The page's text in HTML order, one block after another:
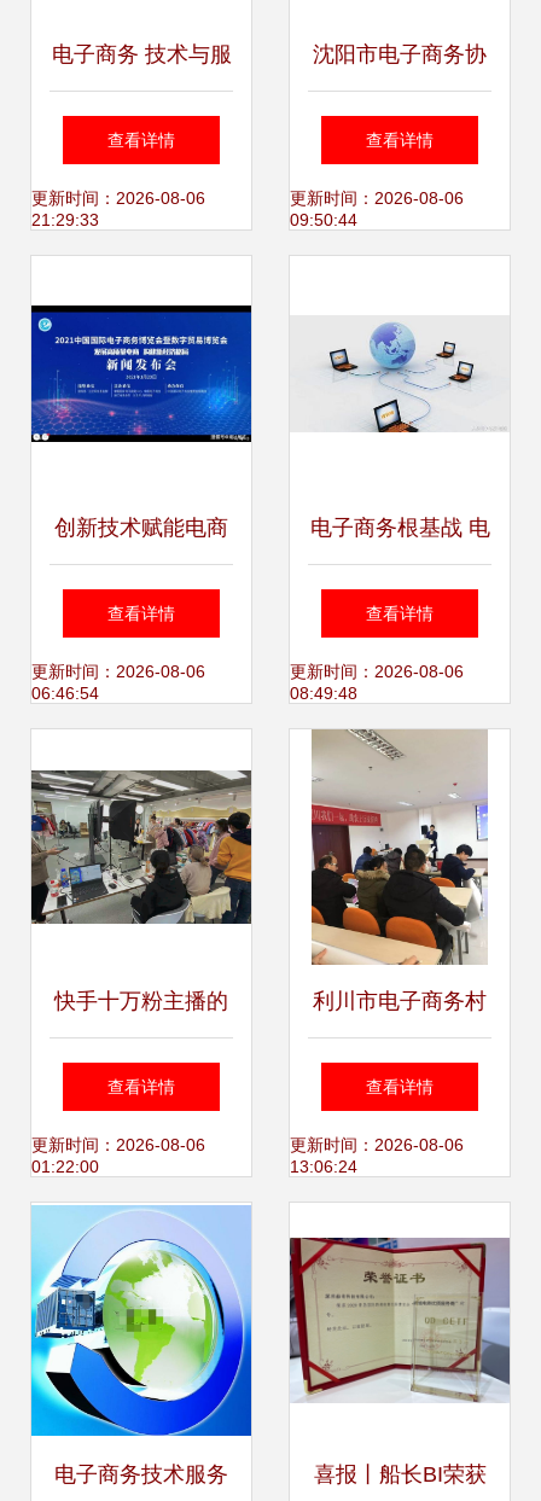
电子商务 技术与服
务的融合新篇章
——读何清湖《电
有感
查看详情
更新时间：2026-08-06
21:29:33
沈阳市电子商务协
会孵化中心正式成
立，深化电子商务
查看详情
更新时间：2026-08-06
09:50:44
创新技术赋能电商
新生态——2021义
乌电商博览会线上
官
查看详情
更新时间：2026-08-06
06:46:54
电子商务根基战 电
商技术服务的覆盖
与深化
查看详情
更新时间：2026-08-06
08:49:48
快手十万粉主播的
真实收入 依赖方
向、变现模式与技
术加成
查看详情
更新时间：2026-08-06
01:22:00
利川市电子商务村
级服务站点业务培
训大会圆满落幕，
振兴
查看详情
更新时间：2026-08-06
13:06:24
电子商务技术服务 喜报丨船长BI荣获